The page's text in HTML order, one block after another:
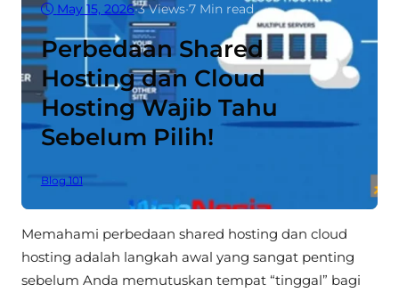
May 15, 2026•3Views•7 Min read
Perbedaan Shared
Hosting dan Cloud
Hosting Wajib Tahu
Sebelum Pilih!
Blog 101
Memahami perbedaan shared hosting dan cloud
hosting adalah langkah awal yang sangat penting
sebelum Anda memutuskan tempat “tinggal” bagi